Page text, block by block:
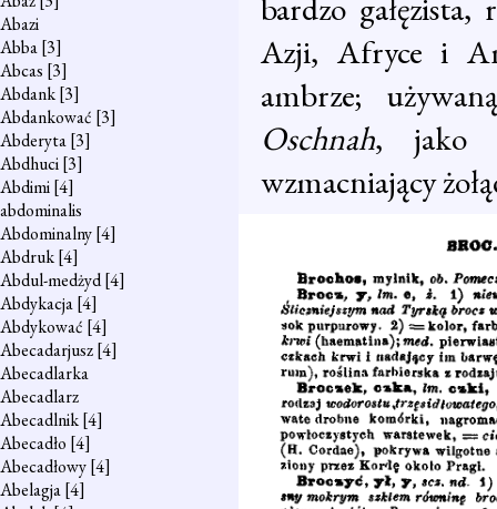
Abazi
Abba[3]
Abcas [3]
Abdank[3]
Abdankować [3]
Abderyta[3]
Abdhuci[3]
Abdimi[4]
abdominalis
Abdominalny[4]
Abdruk[4]
Abdul-medżyd[4]
Abdykacja[4]
Abdykować [4]
Abecadarjusz[4]
Abecadlarka
Abecadlarz
Abecadlnik[4]
Abecadło [4]
Abecadłowy[4]
Abelagja[4]
Azji, Afryce i
ambrze;
Oschnah, jako
wzmacniający